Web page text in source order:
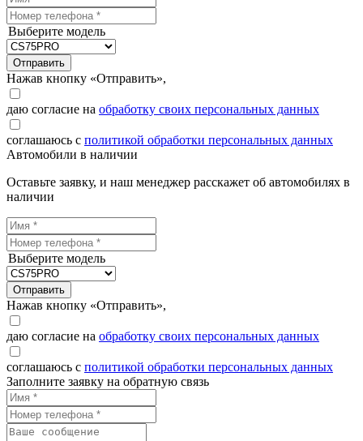
Выберите модель
Отправить
Нажав кнопку «Отправить»,
даю согласие на обработку своих персональных данных
соглашаюсь с политикой обработки персональных данных
Автомобили в наличии
Оставьте заявку, и наш менеджер расскажет об автомобилях в
наличии
Выберите модель
Отправить
Нажав кнопку «Отправить»,
даю согласие на обработку своих персональных данных
соглашаюсь с политикой обработки персональных данных
Заполните заявку на обратную связь